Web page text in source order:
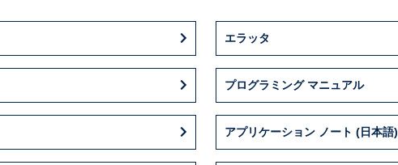
エラッタ
プログラミング マニュアル
アプリケーション ノート (日本語)